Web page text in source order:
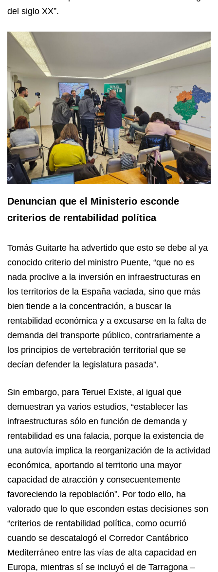
del siglo XX”.
Denuncian que el Ministerio esconde
criterios de rentabilidad política
Tomás Guitarte ha advertido que esto se debe al ya
conocido criterio del ministro Puente, “que no es
nada proclive a la inversión en infraestructuras en
los territorios de la España vaciada, sino que más
bien tiende a la concentración, a buscar la
rentabilidad económica y a excusarse en la falta de
demanda del transporte público, contrariamente a
los principios de vertebración territorial que se
decían defender la legislatura pasada”.
Sin embargo, para Teruel Existe, al igual que
demuestran ya varios estudios, “establecer las
infraestructuras sólo en función de demanda y
rentabilidad es una falacia, porque la existencia de
una autovía implica la reorganización de la actividad
económica, aportando al territorio una mayor
capacidad de atracción y consecuentemente
favoreciendo la repoblación”. Por todo ello, ha
valorado que lo que esconden estas decisiones son
“criterios de rentabilidad política, como ocurrió
cuando se descatalogó el Corredor Cantábrico
Mediterráneo entre las vías de alta capacidad en
Europa, mientras sí se incluyó el de Tarragona –